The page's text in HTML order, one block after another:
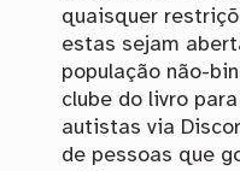
quaisquer
estas sejam
população não-
clube do livro
autistas via
de pessoas que